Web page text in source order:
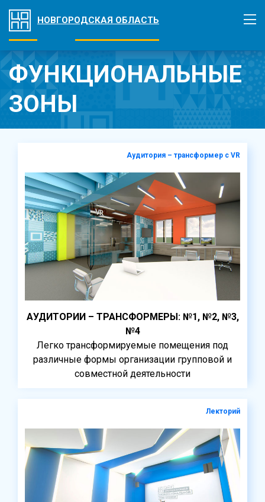
НОВГОРОДСКАЯ ОБЛАСТЬ
ФУНКЦИОНАЛЬНЫЕ
ЗОНЫ
Аудитория – трансформер с VR
АУДИТОРИИ – ТРАНСФОРМЕРЫ: №1, №2, №3,
№4
Легко трансформируемые помещения под
различные формы организации групповой и
совместной деятельности
Лекторий